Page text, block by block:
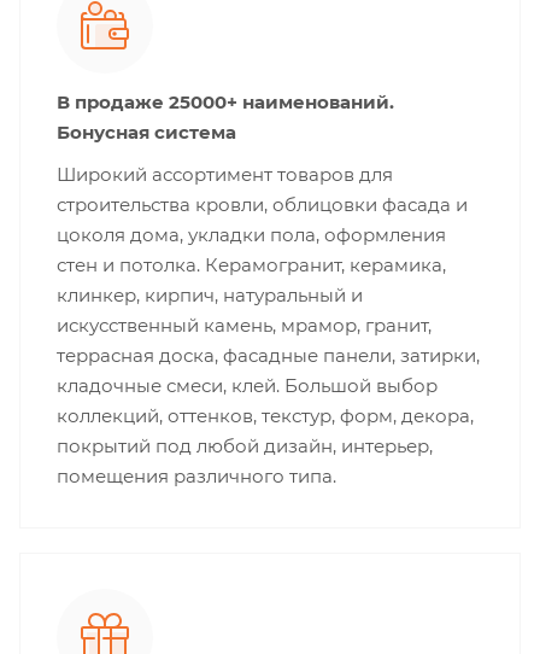
В продаже 25000+ наименований.
Бонусная система
Широкий ассортимент товаров для
строительства кровли, облицовки фасада и
цоколя дома, укладки пола, оформления
стен и потолка. Керамогранит, керамика,
клинкер, кирпич, натуральный и
искусственный камень, мрамор, гранит,
террасная доска, фасадные панели, затирки,
кладочные смеси, клей. Большой выбор
коллекций, оттенков, текстур, форм, декора,
покрытий под любой дизайн, интерьер,
помещения различного типа.